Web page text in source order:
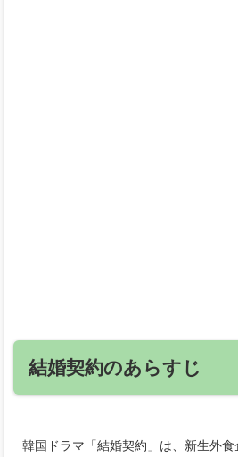
結婚契約のあらすじ
韓国ドラマ「結婚契約」は、新生外